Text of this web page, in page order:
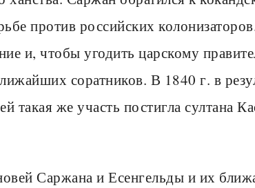
против российских
и, чтобы угодить царскому
соратников. В 1840 г. в
такая же участь постигла султана
Саржана и Есенгельды и их